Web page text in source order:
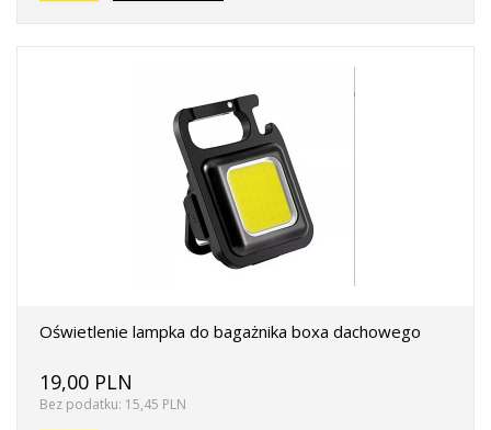
Oświetlenie lampka do bagażnika boxa dachowego
19,00 PLN
Bez podatku: 15,45 PLN